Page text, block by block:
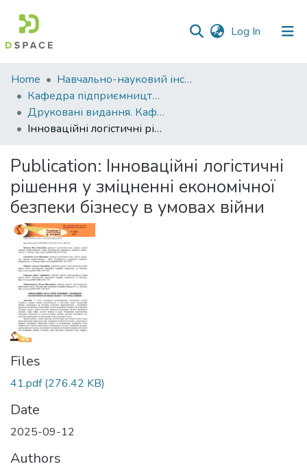
Log In (current)
Communities
&
Collections
All of DSpace
Statistics
Home
Навчально-науковий інститут економіки, управління, права та інформаційних технологій
Кафедра підприємництва і права
Друковані видання. Кафедра підприємництва і права
Інноваційні логістичні рішення у зміцненні економічної безпеки бізнесу в умовах війни
Publication: Інноваційні логістичні
рішення у зміцненні економічної
безпеки бізнесу в умовах війни
Files
41.pdf(276.42 KB)
Date
2025-09-12
Authors